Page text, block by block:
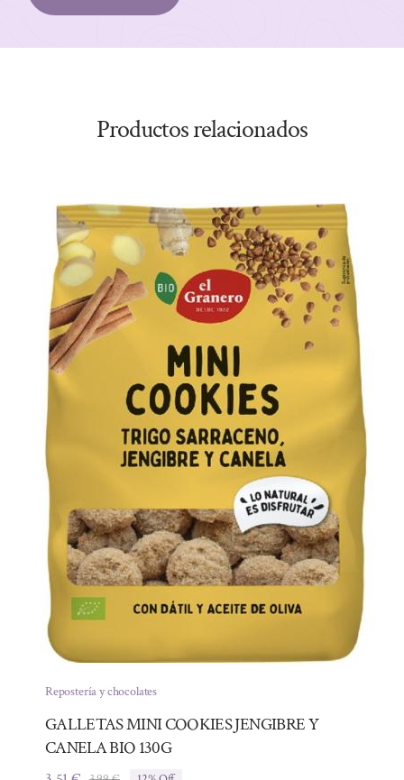
Productos relacionados
Repostería y chocolates
GALLETAS MINI COOKIES JENGIBRE Y
CANELA BIO 130G